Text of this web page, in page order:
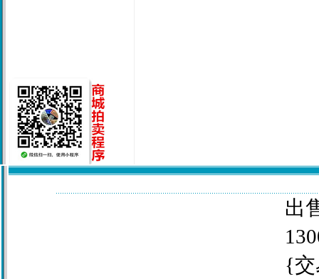
出
{交